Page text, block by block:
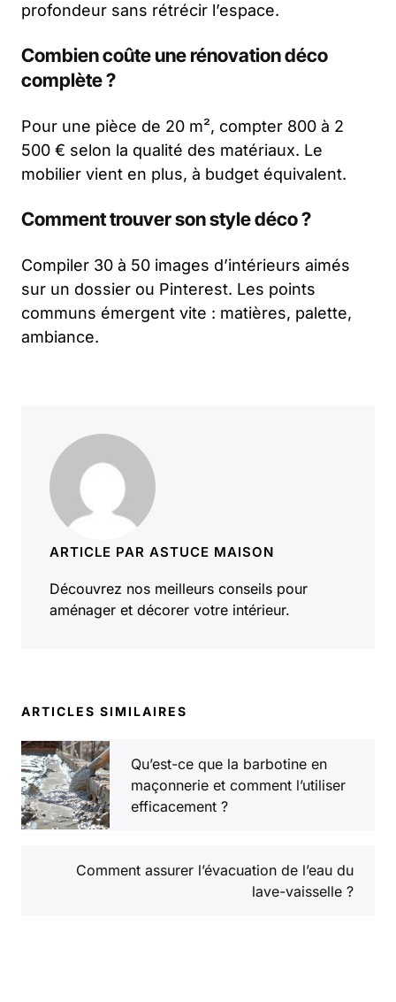
profondeur sans rétrécir l’espace.
Combien coûte une rénovation déco
complète ?
Pour une pièce de 20 m², compter 800 à 2
500 € selon la qualité des matériaux. Le
mobilier vient en plus, à budget équivalent.
Comment trouver son style déco ?
Compiler 30 à 50 images d’intérieurs aimés
sur un dossier ou Pinterest. Les points
communs émergent vite : matières, palette,
ambiance.
ARTICLE PAR ASTUCE MAISON
Découvrez nos meilleurs conseils pour
aménager et décorer votre intérieur.
ARTICLES SIMILAIRES
Qu’est-ce que la barbotine en
maçonnerie et comment l’utiliser
efficacement ?
Comment assurer l’évacuation de l’eau du
lave-vaisselle ?